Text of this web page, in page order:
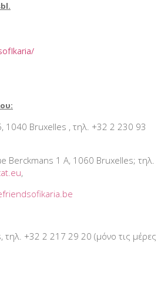
1040 Bruxelles , τηλ. +32 2 230 93
Berckmans 1 A, 1060 Bruxelles; τηλ.
,
+32 2 217 29 20 (μόνο τις μέρες